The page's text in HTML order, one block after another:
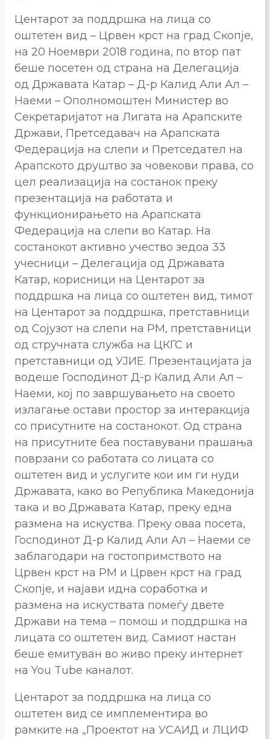
Центарот за поддршка на лица со
оштетен вид – Црвен крст на град Скопје,
на 20 Ноември 2018 година, по втор пат
беше посетен од страна на Делегација
од Државата Катар – Д-р Калид Али Ал –
Наеми – Ополномоштен Министер во
Секретаријатот на Лигата на Арапските
Држави, Претседавач на Арапската
Федерација на слепи и Претседател на
Арапското друштво за човекови права, со
цел реализација на состанок преку
презентација на работата и
функционирањето на Арапската
Федерација на слепи во Катар. На
состанокот активно учество зедоа 33
учесници – Делегација од Државата
Катар, корисници на Центарот за
поддршка на лица со оштетен вид, тимот
на Центарот за поддршка, претставници
од Сојузот на слепи на РМ, претставници
од стручната служба на ЦКГС и
претставници од УЈИЕ. Презентацијата ја
водеше Господинот Д-р Калид Али Ал –
Наеми, кој по завршувањето на своето
излагање остави простор за интеракција
со присутните на состанокот. Од страна
на присутните беа поставувани прашања
поврзани со работата со лицата со
оштетен вид и услугите кои им ги нуди
Државата, како во Република Македонија
така и во Државата Катар, преку една
размена на искуства. Преку оваа посета,
Господинот Д-р Калид Али Ал – Наеми се
заблагодари на гостопримството на
Црвен крст на РМ и Црвен крст на град
Скопје, и најави идна соработка и
размена на искуствата помеѓу двете
Држави на тема – помош и поддршка на
лицата со оштетен вид. Самиот настан
беше емитуван во живо преку интернет
на You Tube каналот.
Центарот за поддршка на лица со
оштетен вид се имплементира во
рамките на „Проектот на УСАИД и ЛЦИФ